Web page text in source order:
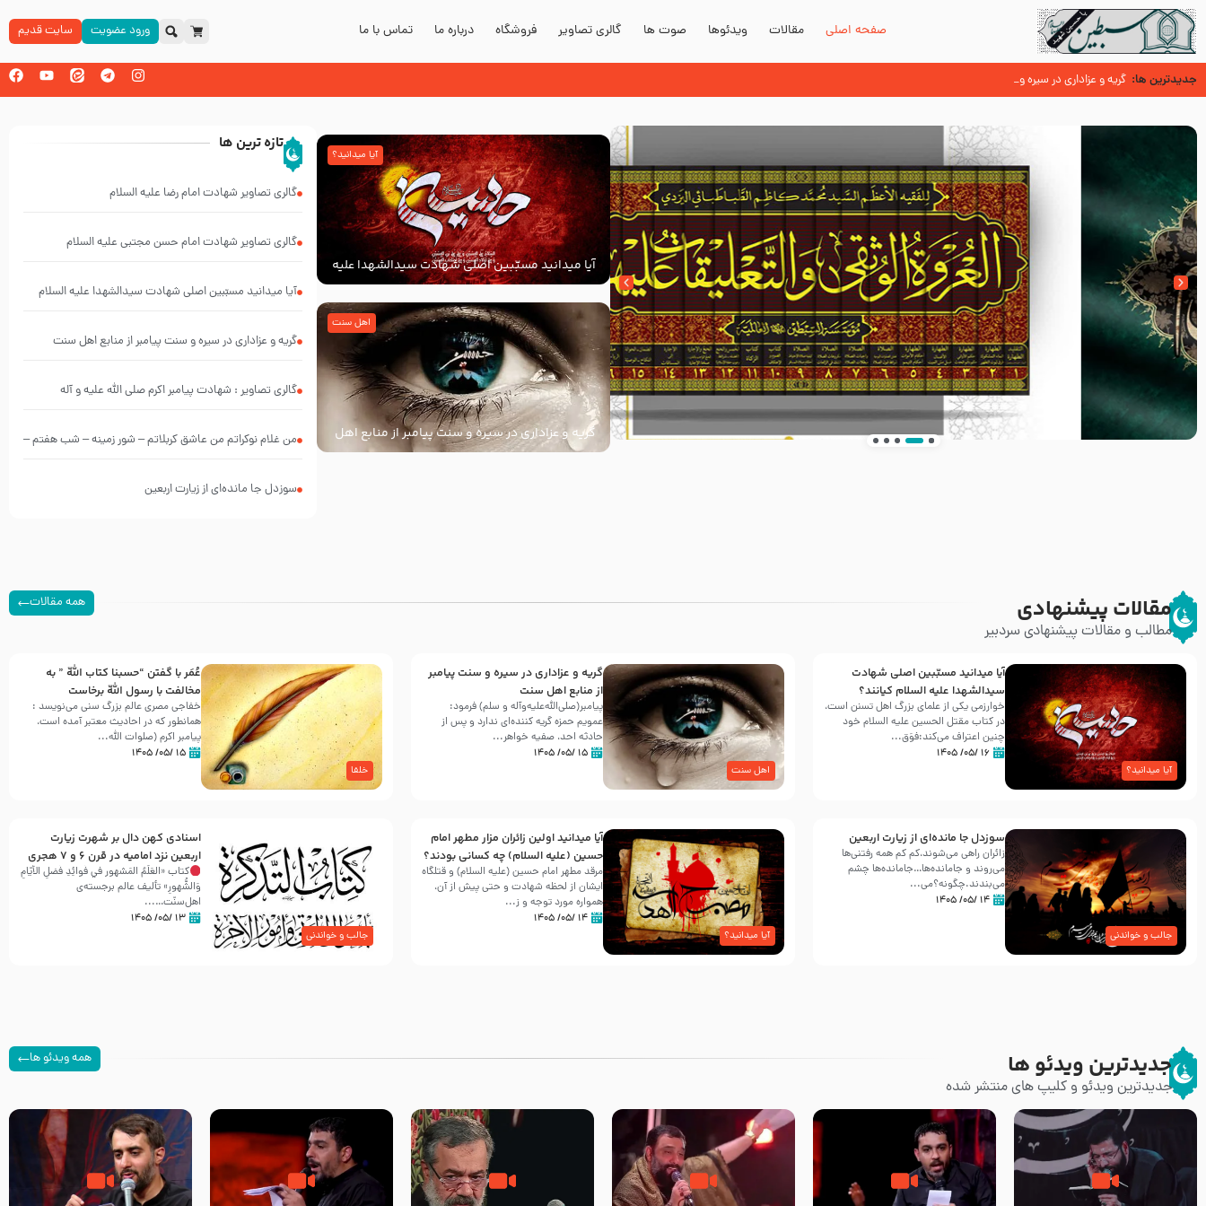
صفحه اصلی مقالات ویدئوها صوت ها گالری تصاویر فروشگاه درباره ما تماس با ما ورود عضویت سایت قدیم
جدیدترین ها: گریه و عزاداری در سیره و سنت پیامبر از منابع اهل سنت
عُمَر با گفتن “حسبنا كتاب اللّه ” به مخالفت با رسول اللّه برخاست
سوزدل جا مانده‌ای از زیارت اربعین
آیا میدانید مسبّبین اصلی شهادت سیدالشهدا علیه
‌السلام کیانند؟
آیا میدانید؟
گریه و عزاداری در سیره و سنت پیامبر از منابع اهل
سنت
اهل سنت
تازه ترین ها
گالری تصاویر شهادت امام رضا علیه السلام
گالری تصاویر شهادت امام حسن مجتبی علیه السلام
آیا میدانید مسبّبین اصلی شهادت سیدالشهدا علیه ‌السلام
گریه و عزاداری در سیره و سنت پیامبر از منابع اهل سنت
گالری تصاویر : شهادت پیامبر اکرم صلی الله علیه و آله
من غلام نوکراتم من عاشق کربلاتم – شور زمینه – شب هفتم –
سوزدل جا مانده‌ای از زیارت اربعین
مقالات پیشنهادی
مطالب و مقالات پیشنهادی سردبیر
همه مقالات
آیا میدانید؟
آیا میدانید مسبّبین اصلی شهادت
سیدالشهدا علیه ‌السلام کیانند؟
خوارزمی یکی از علمای بزرگ اهل تسنن است،
در کتاب مقتل الحسین علیه ‌السلام خود
چنین اعتراف می‌کند:فوَق...
۱۶ /۰۵/ ۱۴۰۵
اهل سنت
گریه و عزاداری در سیره و سنت پیامبر
از منابع اهل سنت
پیامبر(صلی‌الله‌علیه‌وآله و سلم) فرمود:
عمویم حمزه گریه کننده‌ای ندارد و پس از
حادثه احد، صفیه خواهر...
۱۵ /۰۵/ ۱۴۰۵
خلفا
عُمَر با گفتن “حسبنا كتاب اللّه ” به
مخالفت با رسول اللّه برخاست
خفاجی مصری عالم بزرگ سنی می‌نویسد :
همانطور که در احادیث معتبر آمده است،
پیامبر اکرم (صلوات اللّه...
۱۵ /۰۵/ ۱۴۰۵
جالب و خواندنی
سوزدل جا مانده‌ای از زیارت اربعین
زائران راهی می‌شوند،کم‌ کم همه رفتنی‌ها
می‌روند و جامانده‌ها…جامانده‌ها چشم
می‌بندند.چگونه؟می‌...
۱۴ /۰۵/ ۱۴۰۵
آیا میدانید؟
آیا میدانید اولین زائران مزار مطهر امام
حسین (علیه السلام) چه کسانی بودند؟
مرقد مطهر امام حسین (علیه السلام) و قتلگاه
ایشان از لحظه شهادت و حتی پیش از آن،
همواره مورد توجه و ز...
۱۴ /۰۵/ ۱۴۰۵
جالب و خواندنی
اسنادی کهن دال بر شهرت زیارت
اربعین نزد امامیه در قرن ۶ و ۷ هجری
کتاب «العَلَمُ المَشهور في فَوائِدِ فَضلِ الأيّامِ
وَالشُّهورِ» تألیف عالم برجسته‌ی
اهل‌سنّت…...
۱۳ /۰۵/ ۱۴۰۵
جدیدترین ویدئو ها
جدیدترین ویدئو و کلیپ های منتشر شده
همه ویدئو ها